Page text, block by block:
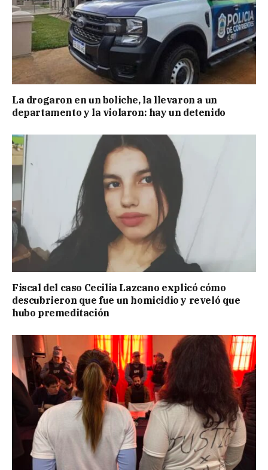
La drogaron en un boliche, la llevaron a un
departamento y la violaron: hay un detenido
Fiscal del caso Cecilia Lazcano explicó cómo
descubrieron que fue un homicidio y reveló que
hubo premeditación